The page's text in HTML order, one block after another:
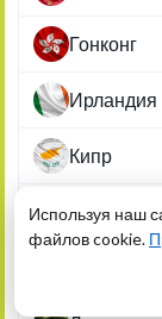
Гонконг
Ирландия
Кипр
Коста-
Используя наш
файлов cookie.